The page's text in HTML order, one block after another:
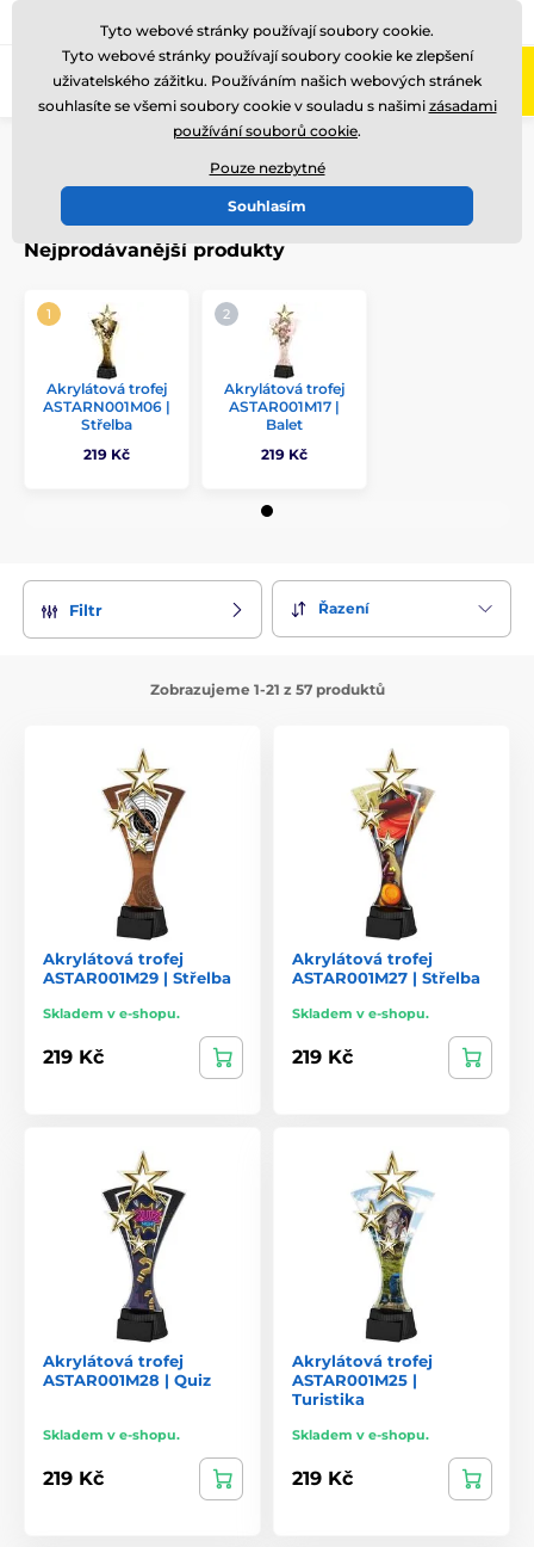
Zavolejte nám (Po-Pá 8-17)
ASTAR
Nejprodávanější produkty
Akrylátová trofej
ASTARN001M06 |
Střelba
219 Kč
Akrylátová trofej
ASTAR001M17 |
Balet
219 Kč
Filtr Řazení
Zobrazujeme 1-21 z 57 produktů
Akrylátová trofej
ASTAR001M29 | Střelba
Skladem v e-shopu.
219 Kč
Akrylátová trofej
ASTAR001M27 | Střelba
Skladem v e-shopu.
219 Kč
Akrylátová trofej
ASTAR001M28 | Quiz
Skladem v e-shopu.
219 Kč
Akrylátová trofej
ASTAR001M25 |
Turistika
Skladem v e-shopu.
219 Kč
Tyto webové stránky používají soubory cookie.
Tyto webové stránky používají soubory cookie ke zlepšení
uživatelského zážitku. Používáním našich webových stránek
souhlasíte se všemi soubory cookie v souladu s našimi zásadami
používání souborů cookie.
Pouze nezbytné
Souhlasím